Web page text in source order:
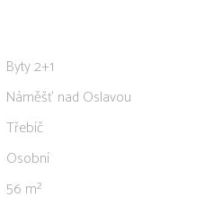
Byty 2+1
Náměšť nad Oslavou
Třebíč
Osobní
56 m²